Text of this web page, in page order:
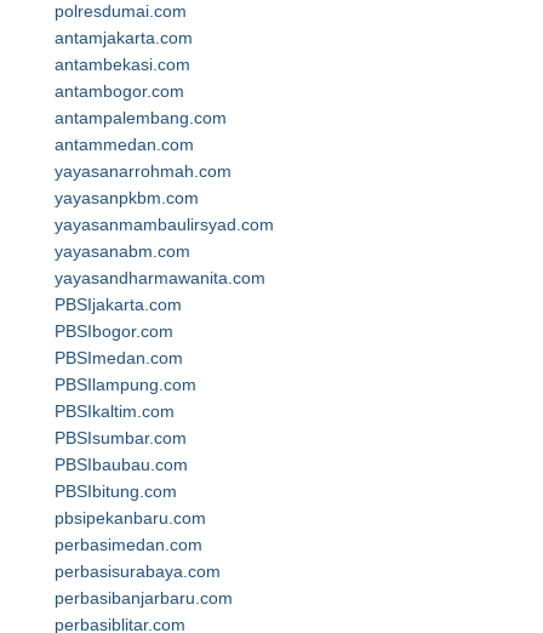
polresdumai.com
antamjakarta.com
antambekasi.com
antambogor.com
antampalembang.com
antammedan.com
yayasanarrohmah.com
yayasanpkbm.com
yayasanmambaulirsyad.com
yayasanabm.com
yayasandharmawanita.com
PBSIjakarta.com
PBSIbogor.com
PBSImedan.com
PBSIlampung.com
PBSIkaltim.com
PBSIsumbar.com
PBSIbaubau.com
PBSIbitung.com
pbsipekanbaru.com
perbasimedan.com
perbasisurabaya.com
perbasibanjarbaru.com
perbasiblitar.com